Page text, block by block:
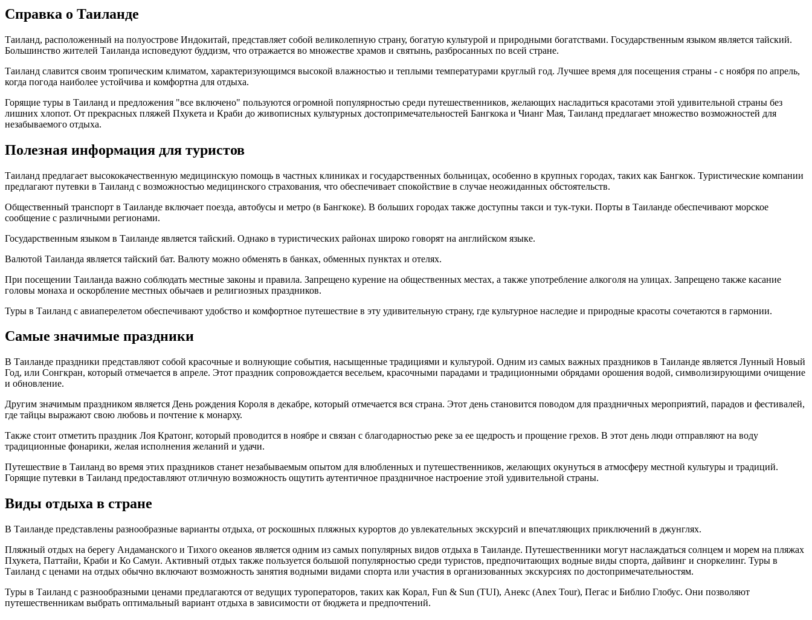
Справка о Таиланде
Таиланд, расположенный на полуострове Индокитай, представляет собой великолепную страну, богатую культурой и природными богатствами. Государственным языком является тайский.
Большинство жителей Таиланда исповедуют буддизм, что отражается во множестве храмов и святынь, разбросанных по всей стране.
Таиланд славится своим тропическим климатом, характеризующимся высокой влажностью и теплыми температурами круглый год. Лучшее время для посещения страны - с ноября по апрель,
когда погода наиболее устойчива и комфортна для отдыха.
Горящие туры в Таиланд и предложения "все включено" пользуются огромной популярностью среди путешественников, желающих насладиться красотами этой удивительной страны без
лишних хлопот. От прекрасных пляжей Пхукета и Краби до живописных культурных достопримечательностей Бангкока и Чианг Мая, Таиланд предлагает множество возможностей для
незабываемого отдыха.
Полезная информация для туристов
Таиланд предлагает высококачественную медицинскую помощь в частных клиниках и государственных больницах, особенно в крупных городах, таких как Бангкок. Туристические компании
предлагают путевки в Таиланд с возможностью медицинского страхования, что обеспечивает спокойствие в случае неожиданных обстоятельств.
Общественный транспорт в Таиланде включает поезда, автобусы и метро (в Бангкоке). В больших городах также доступны такси и тук-туки. Порты в Таиланде обеспечивают морское
сообщение с различными регионами.
Государственным языком в Таиланде является тайский. Однако в туристических районах широко говорят на английском языке.
Валютой Таиланда является тайский бат. Валюту можно обменять в банках, обменных пунктах и отелях.
При посещении Таиланда важно соблюдать местные законы и правила. Запрещено курение на общественных местах, а также употребление алкоголя на улицах. Запрещено также касание
головы монаха и оскорбление местных обычаев и религиозных праздников.
Туры в Таиланд с авиаперелетом обеспечивают удобство и комфортное путешествие в эту удивительную страну, где культурное наследие и природные красоты сочетаются в гармонии.
Самые значимые праздники
В Таиланде праздники представляют собой красочные и волнующие события, насыщенные традициями и культурой. Одним из самых важных праздников в Таиланде является Лунный Новый
Год, или Сонгкран, который отмечается в апреле. Этот праздник сопровождается весельем, красочными парадами и традиционными обрядами орошения водой, символизирующими очищение
и обновление.
Другим значимым праздником является День рождения Короля в декабре, который отмечается вся страна. Этот день становится поводом для праздничных мероприятий, парадов и фестивалей,
где тайцы выражают свою любовь и почтение к монарху.
Также стоит отметить праздник Лоя Кратонг, который проводится в ноябре и связан с благодарностью реке за ее щедрость и прощение грехов. В этот день люди отправляют на воду
традиционные фонарики, желая исполнения желаний и удачи.
Путешествие в Таиланд во время этих праздников станет незабываемым опытом для влюбленных и путешественников, желающих окунуться в атмосферу местной культуры и традиций.
Горящие путевки в Таиланд предоставляют отличную возможность ощутить аутентичное праздничное настроение этой удивительной страны.
Виды отдыха в стране
В Таиланде представлены разнообразные варианты отдыха, от роскошных пляжных курортов до увлекательных экскурсий и впечатляющих приключений в джунглях.
Пляжный отдых на берегу Андаманского и Тихого океанов является одним из самых популярных видов отдыха в Таиланде. Путешественники могут наслаждаться солнцем и морем на пляжах
Пхукета, Паттайи, Краби и Ко Самуи. Активный отдых также пользуется большой популярностью среди туристов, предпочитающих водные виды спорта, дайвинг и сноркелинг. Туры в
Таиланд с ценами на отдых обычно включают возможность занятия водными видами спорта или участия в организованных экскурсиях по достопримечательностям.
Туры в Таиланд с разнообразными ценами предлагаются от ведущих туроператоров, таких как Корал, Fun & Sun (TUI), Анекс (Anex Tour), Пегас и Библио Глобус. Они позволяют
путешественникам выбрать оптимальный вариант отдыха в зависимости от бюджета и предпочтений.